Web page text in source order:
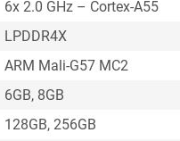
6x 2.0 GHz – Cortex-A55
LPDDR4X
ARM Mali-G57 MC2
6GB, 8GB
128GB, 256GB